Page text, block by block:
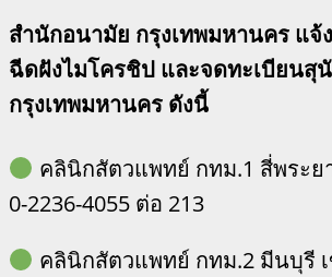
สำนักอนามัย กรุงเทพมหานคร แจ้ง
ฉีดฝังไมโครชิป และจดทะเบียนสุ
กรุงเทพมหานคร ดังนี้
คลินิกสัตวแพทย์ กทม.1 สี่พระย
0-2236-4055 ต่อ 213
คลินิกสัตวแพทย์ กทม.2 มีนบุรี